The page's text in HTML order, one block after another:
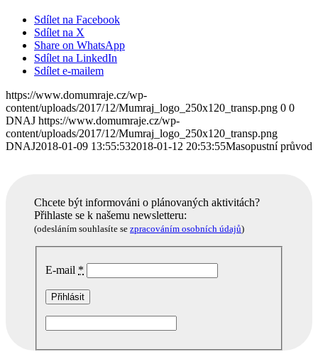
Sdílet na Facebook
Sdílet na X
Share on WhatsApp
Sdílet na LinkedIn
Sdílet e-mailem
https://www.domumraje.cz/wp-
content/uploads/2017/12/Mumraj_logo_250x120_transp.png 0 0
DNAJ https://www.domumraje.cz/wp-
content/uploads/2017/12/Mumraj_logo_250x120_transp.png
DNAJ2018-01-09 13:55:532018-01-12 20:53:55Masopustní průvod
Chcete být informováni o plánovaných aktivitách?
Přihlaste se k našemu newsletteru:
(odesláním souhlasíte se zpracováním osobních údajů)
E-mail *